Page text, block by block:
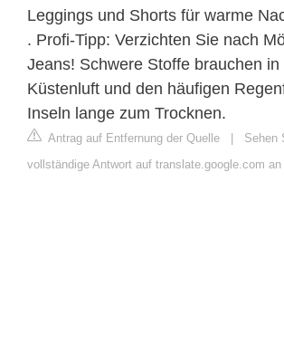
Leggings und Shorts für warme
. Profi-Tipp: Verzichten Sie nach
Jeans! Schwere Stoffe brauchen in
Küstenluft und den häufigen
Inseln lange zum Trocknen.
Antrag auf Entfernung der Quelle | Sehen
vollständige Antwort auf translate.google.com an